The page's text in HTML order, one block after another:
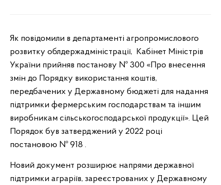
Як повідомили в департаменті агропромислового
розвитку облдержадміністрації, Кабінет Міністрів
України прийняв постанову № 300 «Про внесення
змін до Порядку використання коштів,
передбачених у Державному бюджеті для надання
підтримки фермерським господарствам та іншим
виробникам сільськогосподарської продукції». Цей
Порядок був затверджений у 2022 році
постановою № 918 .
Новий документ розширює напрями державної
підтримки аграріїв, зареєстрованих у Державному